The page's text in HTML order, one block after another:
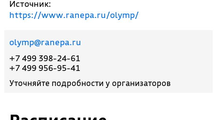
Источник:
https://www.ranepa.ru/olymp/
olymp@ranepa.ru
+7 499 398-24-61
+7 499 956-95-41
Уточняйте подробности у организаторов